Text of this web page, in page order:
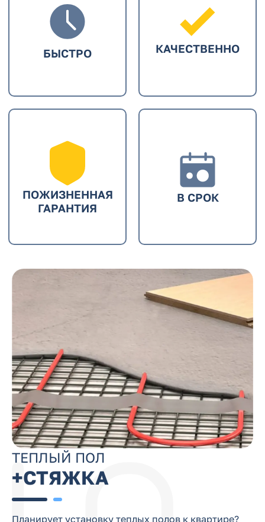
БЫСТРО КАЧЕСТВЕННО
ПОЖИЗНЕННАЯ
ГАРАНТИЯ
В СРОК
ТЕПЛЫЙ ПОЛ
+СТЯЖКА
Планирует установку теплых полов к квартире?